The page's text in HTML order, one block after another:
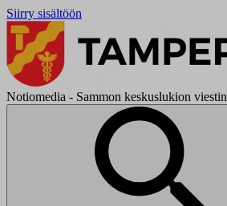
Siirry sisältöön
Notiomedia - Sammon keskuslukion